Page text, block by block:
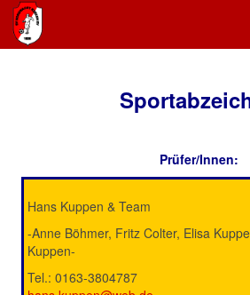
Prüfer/Innen:
Hans Kuppen & Team
-Anne Böhmer, Fritz Colter, Elisa
Kuppen-
Tel.: 0163-3804787